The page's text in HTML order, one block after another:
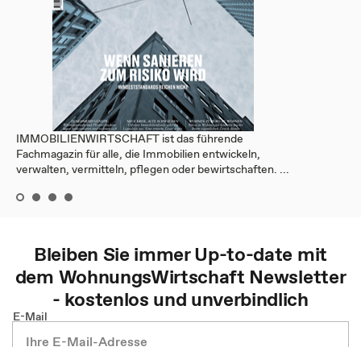
IMMOBILIENWIRTSCHAFT ist das führende
Fachmagazin für alle, die Immobilien entwickeln,
verwalten, vermitteln, pflegen oder bewirtschaften. ...
Bleiben Sie immer Up-to-date mit
dem WohnungsWirtschaft Newsletter
- kostenlos und unverbindlich
E-Mail